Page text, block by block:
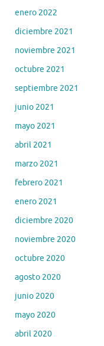
enero 2022
diciembre 2021
noviembre 2021
octubre 2021
septiembre 2021
junio 2021
mayo 2021
abril 2021
marzo 2021
febrero 2021
enero 2021
diciembre 2020
noviembre 2020
octubre 2020
agosto 2020
junio 2020
mayo 2020
abril 2020